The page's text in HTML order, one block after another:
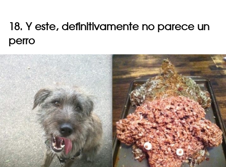
18. Y este, definitivamente no parece un
perro